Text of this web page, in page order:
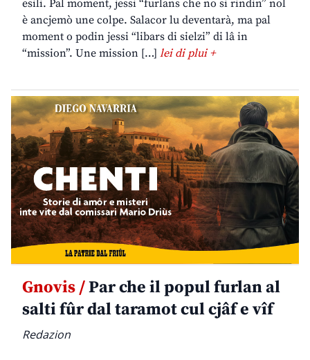
esili. Pal moment, jessi “furlans che no si rindin” nol
è ancjemò une colpe. Salacor lu deventarà, ma pal
moment o podin jessi “libars di sielzi” di lâ in
“mission”. Une mission […] lei di plui +
Gnovis /Par che il popul furlan al
salti fûr dal taramot cul cjâf e vîf
Redazion